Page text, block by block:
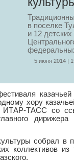
в поселке
и 12
5 июня 2014 |
хору
ИТАР-ТАСС со
собрал в
коллективов